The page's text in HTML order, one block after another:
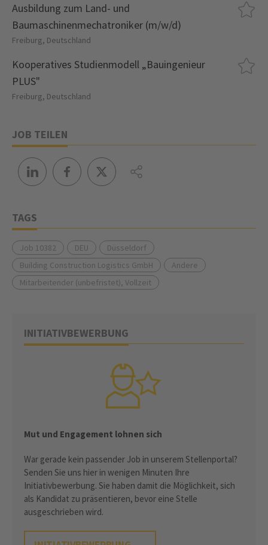
Ausbildung zum Land- und
Baumaschinenmechatroniker (m/w/d)
Freiburg, Deutschland
Kooperatives Studienmodell „Bauingenieur
PLUS"
Freiburg, Deutschland
JOB TEILEN
TAGS
Job 10382 DEU
Düsseldorf
Building Construction Logistics GmbH
Andere
Mitarbeitender (unbefristet), Vollzeit
INITIATIVBEWERBUNG
Mut und Engagement lohnen sich
War gerade kein passender Job in unserem Stellenportal?
Senden Sie uns hier in wenigen Minuten Ihre
Initiativbewerbung. Sie haben damit die Möglichkeit, sich
als Kandidat zu präsentieren, bevor eine Stelle
ausgeschrieben wird.